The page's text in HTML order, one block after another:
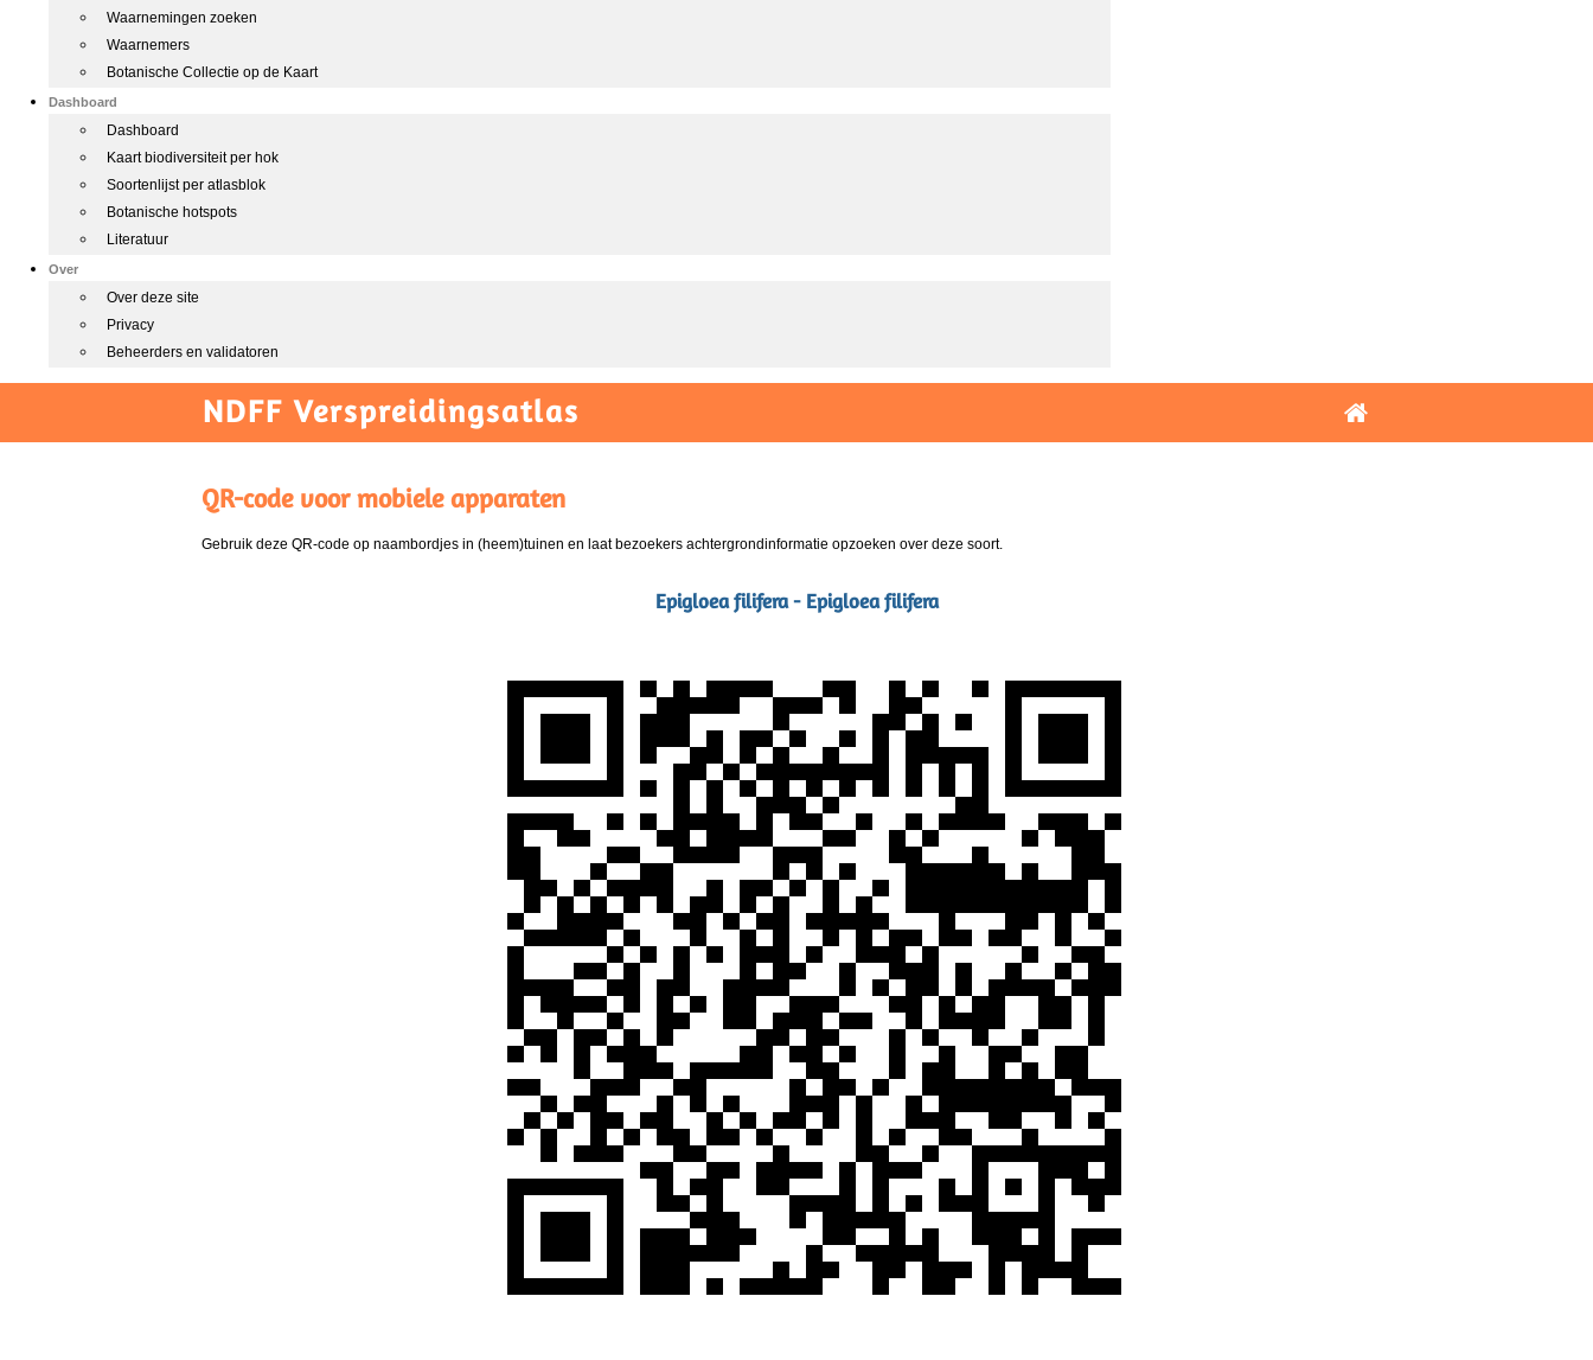
Waarnemingen zoeken
Waarnemers
Botanische Collectie op de Kaart
Dashboard
Dashboard
Kaart biodiversiteit per hok
Soortenlijst per atlasblok
Botanische hotspots
Literatuur
Over
Over deze site
Privacy
Beheerders en validatoren
NDFF Verspreidingsatlas
QR-code voor mobiele apparaten
Gebruik deze QR-code op naambordjes in (heem)tuinen en laat bezoekers achtergrondinformatie opzoeken over deze soort.
Epigloea filifera - Epigloea filifera